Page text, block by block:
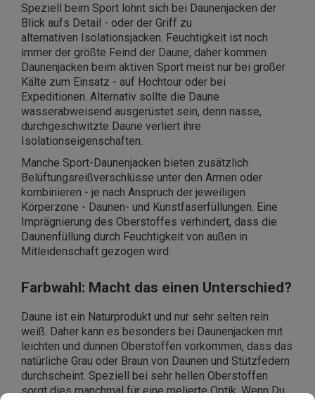
Speziell beim Sport lohnt sich bei Daunenjacken der
Blick aufs Detail - oder der Griff zu
alternativen Isolationsjacken. Feuchtigkeit ist noch
immer der größte Feind der Daune, daher kommen
Daunenjacken beim aktiven Sport meist nur bei großer
Kälte zum Einsatz - auf Hochtour oder bei
Expeditionen. Alternativ sollte die Daune
wasserabweisend ausgerüstet sein, denn nasse,
durchgeschwitzte Daune verliert ihre
Isolationseigenschaften.
Manche Sport-Daunenjacken bieten zusätzlich
Belüftungsreißverschlüsse unter den Armen oder
kombinieren - je nach Anspruch der jeweiligen
Körperzone - Daunen- und Kunstfaserfüllungen. Eine
Imprägnierung des Oberstoffes verhindert, dass die
Daunenfüllung durch Feuchtigkeit von außen in
Mitleidenschaft gezogen wird.
Farbwahl: Macht das einen Unterschied?
Daune ist ein Naturprodukt und nur sehr selten rein
weiß. Daher kann es besonders bei Daunenjacken mit
leichten und dünnen Oberstoffen vorkommen, dass das
natürliche Grau oder Braun von Daunen und Stützfedern
durchscheint. Speziell bei sehr hellen Oberstoffen
sorgt dies manchmal für eine melierte Optik. Wenn Du